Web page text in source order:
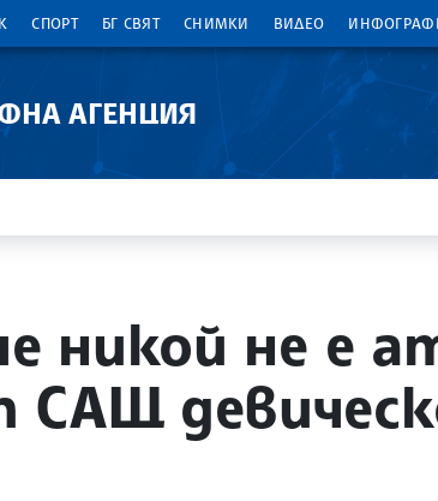
СПОРТ БГ СВЯТ СНИМКИ ВИДЕО
АГЕНЦИЯ
никой не е